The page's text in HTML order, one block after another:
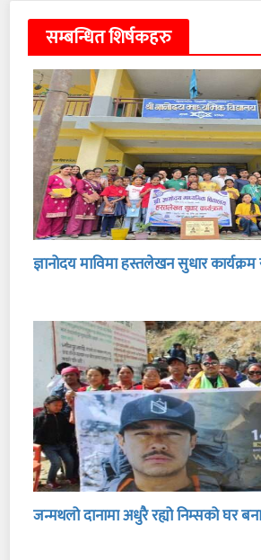
सम्बन्धित शिर्षकहरु
ज्ञानोदय माविमा हस्तलेखन सुधार
जन्मथलो दानामा अधुरै रह्यो निम्सको घर